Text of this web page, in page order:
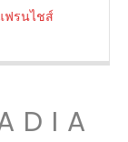
ฟรนไชส์